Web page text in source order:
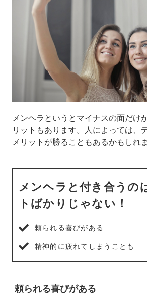
メンヘラというとマイナスの面だけ
リットもあります。人によっては、
メリットが勝ることもあるかもしれま
メンヘラと付き合うの
トばかりじゃない！
頼られる喜びがある
精神的に疲れてしまうことも
頼られる喜びがある